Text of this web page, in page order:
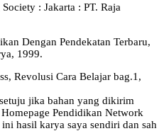
: Jakarta : PT. Raja
Dengan Pendekatan Terbaru,
1999.
Revolusi Cara Belajar bag.1,
jika bahan yang dikirim
Pendidikan Network
hasil karya saya sendiri dan sah